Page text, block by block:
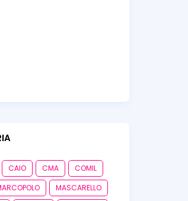
CAIO CMA
COMIL
MASCARELLO